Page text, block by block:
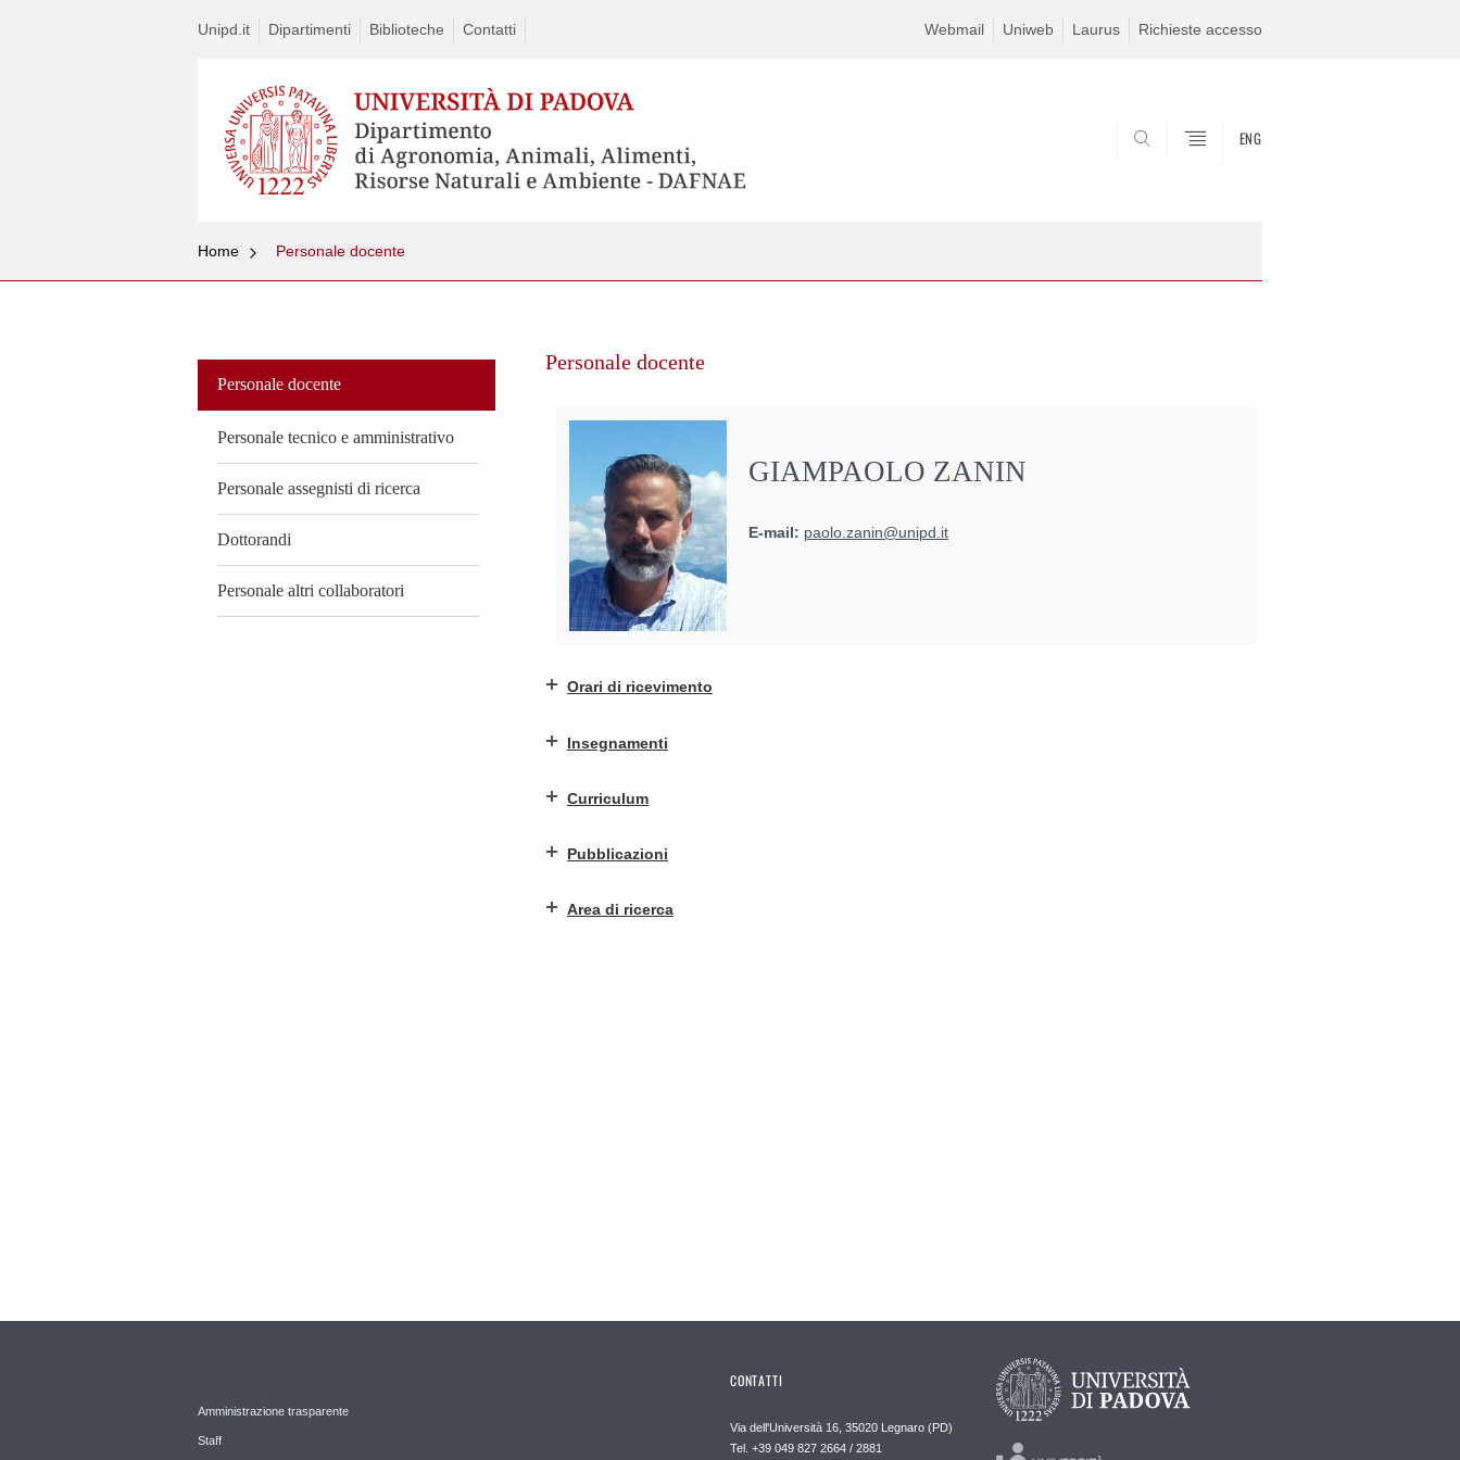
Unipd.it Dipartimenti Biblioteche Contatti Webmail Uniweb Laurus Richieste accesso
ENG
Home Personale docente
Personale docente
Personale tecnico e amministrativo
Personale assegnisti di ricerca
Dottorandi
Personale altri collaboratori
Personale docente
GIAMPAOLO ZANIN
E-mail: paolo.zanin@unipd.it
Orari di ricevimento
Insegnamenti
Curriculum
Pubblicazioni
Area di ricerca
Amministrazione trasparente
Staff
CONTATTI
Via dell'Università 16, 35020 Legnaro (PD)
Tel. +39 049 827 2664 / 2881